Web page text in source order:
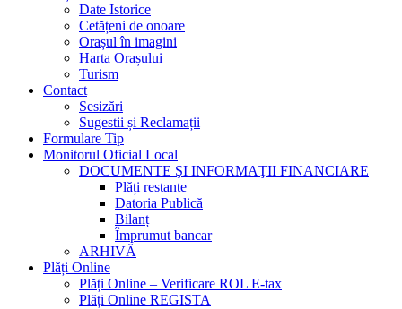
Date Istorice
Cetățeni de onoare
Orașul în imagini
Harta Orașului
Turism
Contact
Sesizări
Sugestii și Reclamații
Formulare Tip
Monitorul Oficial Local
DOCUMENTE ŞI INFORMAŢII FINANCIARE
Plăți restante
Datoria Publică
Bilanț
Împrumut bancar
ARHIVĂ
Plăți Online
Plăți Online – Verificare ROL E-tax
Plăți Online REGISTA